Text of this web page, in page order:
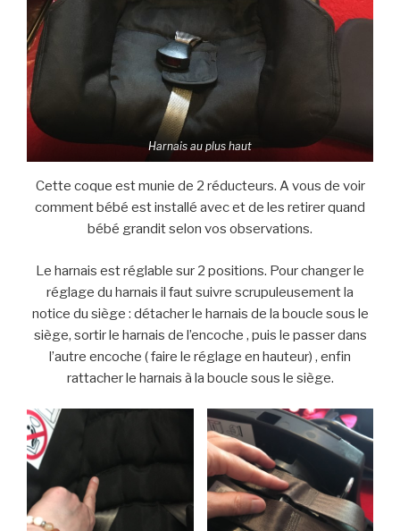
Harnais au plus haut
Cette coque est munie de 2 réducteurs. A vous de voir
comment bébé est installé avec et de les retirer quand
bébé grandit selon vos observations.
Le harnais est réglable sur 2 positions. Pour changer le
réglage du harnais il faut suivre scrupuleusement la
notice du siège : détacher le harnais de la boucle sous le
siège, sortir le harnais de l’encoche , puis le passer dans
l’autre encoche ( faire le réglage en hauteur) , enfin
rattacher le harnais à la boucle sous le siège.